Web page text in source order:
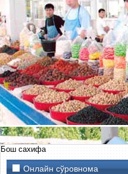
Бош сахифа
Онлайн сўровнома